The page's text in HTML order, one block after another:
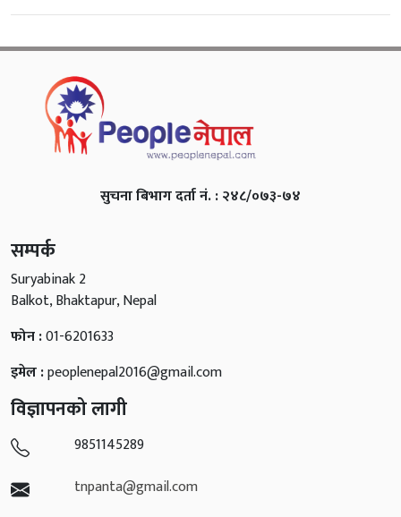
सुचना बिभाग दर्ता नं. : २४८/०७३-७४
सम्पर्क
Suryabinak 2
Balkot, Bhaktapur, Nepal
फोन :01-6201633
इमेल :peoplenepal2016@gmail.com
विज्ञापनको लागी
9851145289
tnpanta@gmail.com